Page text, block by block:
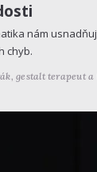
nám
chyb.
gestalt terapeut a